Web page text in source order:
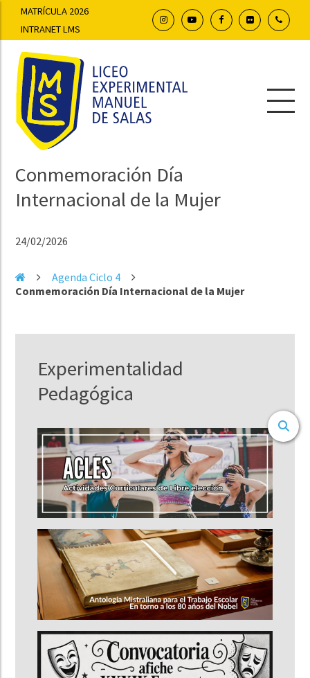
MATRÍCULA 2026
INTRANET LMS
Conmemoración Día
Internacional de la Mujer
24/02/2026
Agenda Ciclo 4
Conmemoración Día Internacional de la Mujer
Experimentalidad
Pedagógica